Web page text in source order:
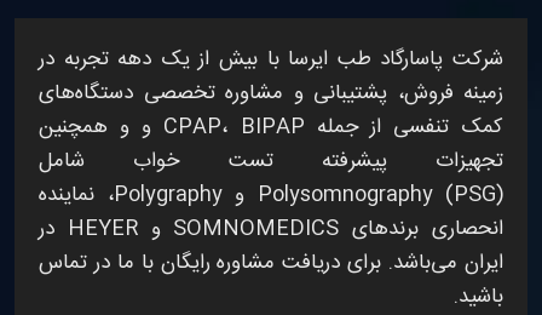
شرکت پاسارگاد طب ایرسا با بیش از یک دهه تجربه در
زمینه فروش، پشتیبانی و مشاوره تخصصی دستگاه‌های
کمک تنفسی از جمله CPAP، BIPAP و و همچنین
تجهیزات پیشرفتهتست خواب شامل
Polysomnography (PSG) وPolygraphy، نماینده
انحصاری برندهای SOMNOMEDICS وHEYER در
ایران می‌باشد. برای دریافت مشاوره رایگان با ما در تماس
باشید.